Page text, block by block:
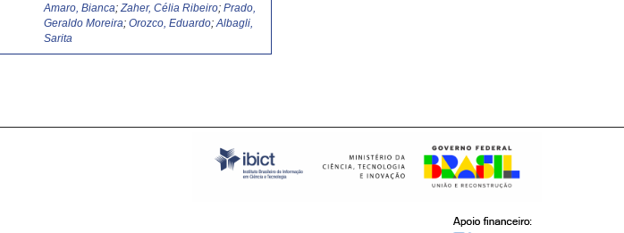
Amaro, Bianca;Zaher, Célia Ribeiro;Prado,
Geraldo Moreira;Orozco, Eduardo;Albagli,
Sarita